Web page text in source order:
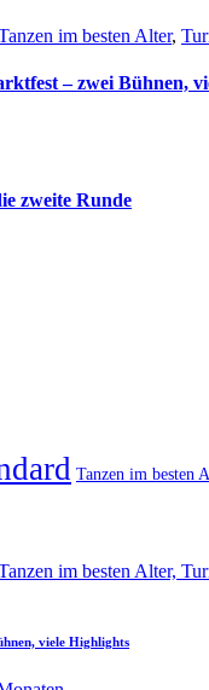
im besten Alter,
– zwei Bühnen,
zweite Runde
Tanzen im besten
im besten Alter,
viele Highlights